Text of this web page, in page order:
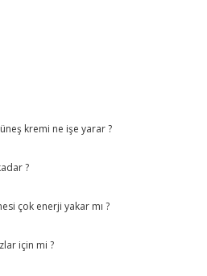
kremi ne işe yarar ?
?
çok enerji yakar mı ?
için mi ?